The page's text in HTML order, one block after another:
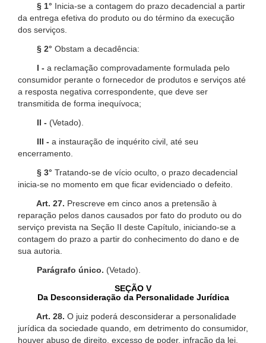
§ 1° Inicia-se a contagem do prazo decadencial a partir
da entrega efetiva do produto ou do término da execução
dos serviços.
§ 2° Obstam a decadência:
I - a reclamação comprovadamente formulada pelo
consumidor perante o fornecedor de produtos e serviços até
a resposta negativa correspondente, que deve ser
transmitida de forma inequívoca;
II - (Vetado).
III - a instauração de inquérito civil, até seu
encerramento.
§ 3° Tratando-se de vício oculto, o prazo decadencial
inicia-se no momento em que ficar evidenciado o defeito.
Art. 27. Prescreve em cinco anos a pretensão à
reparação pelos danos causados por fato do produto ou do
serviço prevista na Seção II deste Capítulo, iniciando-se a
contagem do prazo a partir do conhecimento do dano e de
sua autoria.
Parágrafo único. (Vetado).
SEÇÃO V
Da Desconsideração da Personalidade Jurídica
Art. 28. O juiz poderá desconsiderar a personalidade
jurídica da sociedade quando, em detrimento do consumidor,
houver abuso de direito, excesso de poder, infração da lei,